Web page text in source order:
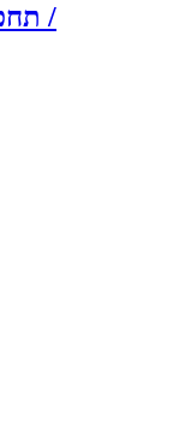
תחפושת לבוקר במידות גדולות /